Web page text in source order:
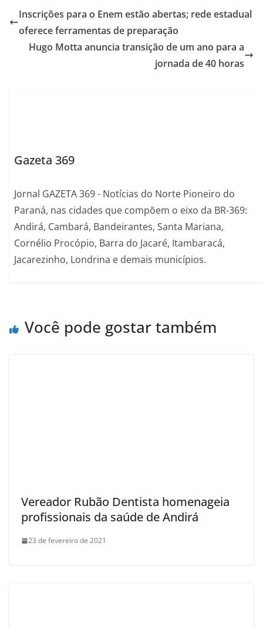
Inscrições para o Enem estão abertas; rede estadual
oferece ferramentas de preparação
Hugo Motta anuncia transição de um ano para a
jornada de 40 horas
Gazeta 369
Jornal GAZETA 369 - Notícias do Norte Pioneiro do
Paraná, nas cidades que compõem o eixo da BR-369:
Andirá, Cambará, Bandeirantes, Santa Mariana,
Cornélio Procópio, Barra do Jacaré, Itambaracá,
Jacarezinho, Londrina e demais municípios.
Você pode gostar também
Vereador Rubão Dentista homenageia
profissionais da saúde de Andirá
23 de fevereiro de 2021